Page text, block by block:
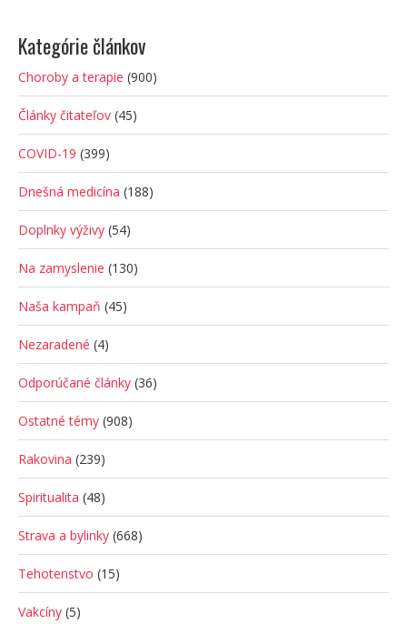
Kategórie článkov
Choroby a terapie (900)
Články čitateľov (45)
COVID-19 (399)
Dnešná medicína (188)
Doplnky výživy (54)
Na zamyslenie (130)
Naša kampaň (45)
Nezaradené (4)
Odporúčané články (36)
Ostatné témy (908)
Rakovina (239)
Spiritualita (48)
Strava a bylinky (668)
Tehotenstvo (15)
Vakcíny (5)